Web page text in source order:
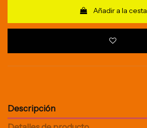
Añadir a la cesta
Descripción